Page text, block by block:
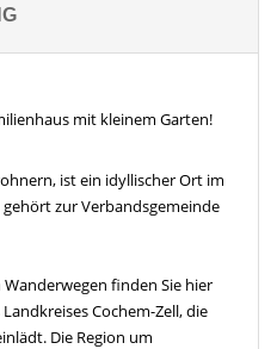
mit kleinem Garten!
ist ein idyllischer Ort im
zur Verbandsgemeinde
finden Sie hier
Cochem-Zell, die
Die Region um